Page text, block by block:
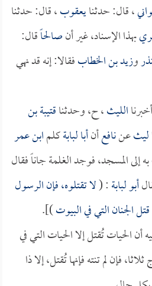
، قال: حدثنايعقوب، قال: حدثنا
بهذا الإسناد، غير أنصالحاًقال:
وزيد بن الخطابفقالا: إنه قد نهي
الليث، ح، وحدثناقتيبة بن
ليثعننافعأنأبا لبابةكلمابن عمر
إلى المسجد، فوجد الغلمة جاناً فقال
أبو لبابة: (لا تقتلوه، فإن الرسول
الجنان التي في البيوت)].
الحيات تُقتل إلا الحيات التي في
فإن لم تنته فإنها تُقتل، إلا ذا